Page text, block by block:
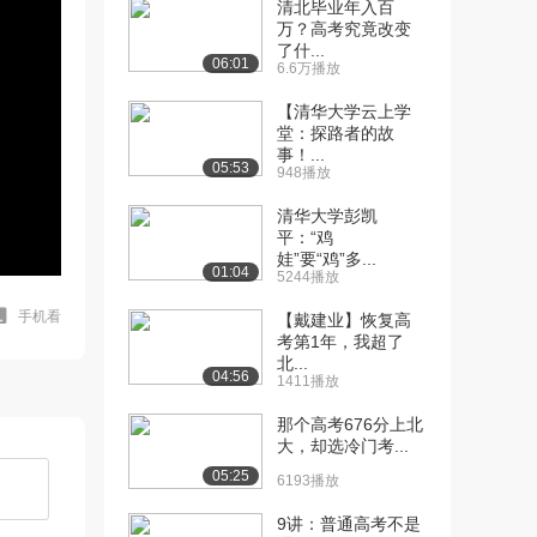
手机看
06:01
清北毕业年入百
万？高考究竟改变
了什...
6.6万播放
05:53
【清华大学云上学
堂：探路者的故
事！...
948播放
01:04
清华大学彭凯
平：“鸡
娃”要“鸡”多...
5244播放
04:56
【戴建业】恢复高
考第1年，我超了
北...
1411播放
05:25
那个高考676分上北
大，却选冷门考...
6193播放
9讲：普通高考不是